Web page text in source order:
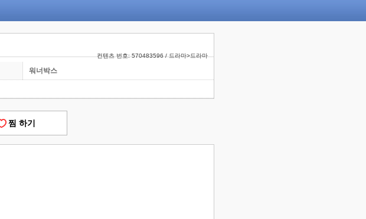
컨텐츠 번호: 570483596 / 드라마>드라마
워너박스
찜 하기